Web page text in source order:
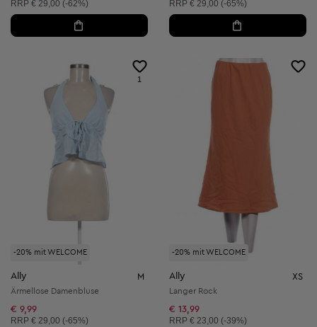
Unverbindliche Preisempfehlung:
RRP € 29,00 (-62%) Unverbindliche Preisempfehlung:
RRP € 29,00 (-65%)
-20% mit WELCOME
1
Ally M
Ärmellose Damenbluse
€ 9,99
Unverbindliche Preisempfehlung:
RRP € 29,00 (-65%)
-20% mit WELCOME
Ally XS
Langer Rock
€ 13,99
Unverbindliche Preisempfehlung:
RRP € 23,00 (-39%)